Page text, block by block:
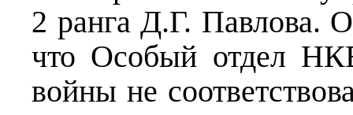
2 ранга Д.Г. Павлова.
что Особый отдел
войны не